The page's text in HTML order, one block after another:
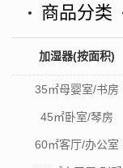
商品分类
加湿器(按面积)
35㎡母婴室/书房
45㎡卧室/琴房
60㎡客厅/办公室